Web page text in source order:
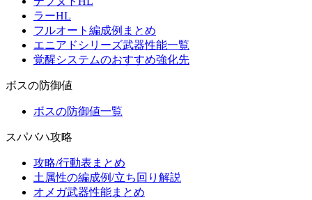
ラーHL
フルオート編成例まとめ
エニアドシリーズ武器性能一覧
覚醒システムのおすすめ強化先
ボスの防御値
ボスの防御値一覧
スパバハ攻略
攻略/行動表まとめ
土属性の編成例/立ち回り解説
オメガ武器性能まとめ